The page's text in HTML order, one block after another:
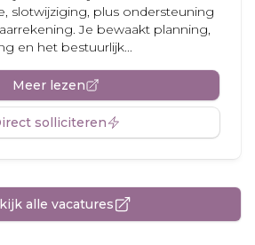
slotwijziging, plus ondersteuning
Je bewaakt planning,
en het bestuurlijk...
Meer lezen
solliciteren
alle vacatures